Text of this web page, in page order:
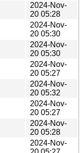
2024-Nov-
20 05:28
2024-Nov-
20 05:30
2024-Nov-
20 05:30
2024-Nov-
20 05:27
2024-Nov-
20 05:32
2024-Nov-
20 05:27
2024-Nov-
20 05:28
2024-Nov-